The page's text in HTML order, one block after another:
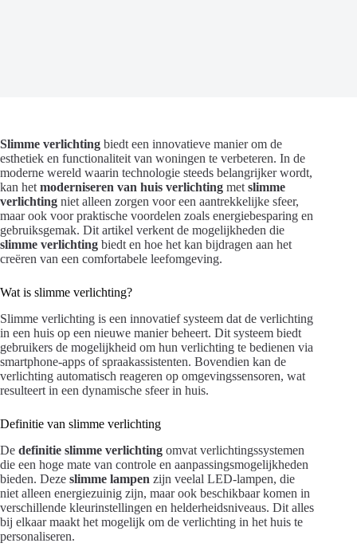
Slimme verlichting biedt een innovatieve manier om de
esthetiek en functionaliteit van woningen te verbeteren. In de
moderne wereld waarin technologie steeds belangrijker wordt,
kan het moderniseren van huis verlichting met slimme
verlichting niet alleen zorgen voor een aantrekkelijke sfeer,
maar ook voor praktische voordelen zoals energiebesparing en
gebruiksgemak. Dit artikel verkent de mogelijkheden die
slimme verlichting biedt en hoe het kan bijdragen aan het
creëren van een comfortabele leefomgeving.
Wat is slimme verlichting?
Slimme verlichting is een innovatief systeem dat de verlichting
in een huis op een nieuwe manier beheert. Dit systeem biedt
gebruikers de mogelijkheid om hun verlichting te bedienen via
smartphone-apps of spraakassistenten. Bovendien kan de
verlichting automatisch reageren op omgevingssensoren, wat
resulteert in een dynamische sfeer in huis.
Definitie van slimme verlichting
De definitie slimme verlichting omvat verlichtingssystemen
die een hoge mate van controle en aanpassingsmogelijkheden
bieden. Deze slimme lampen zijn veelal LED-lampen, die
niet alleen energiezuinig zijn, maar ook beschikbaar komen in
verschillende kleurinstellingen en helderheidsniveaus. Dit alles
bij elkaar maakt het mogelijk om de verlichting in het huis te
personaliseren.